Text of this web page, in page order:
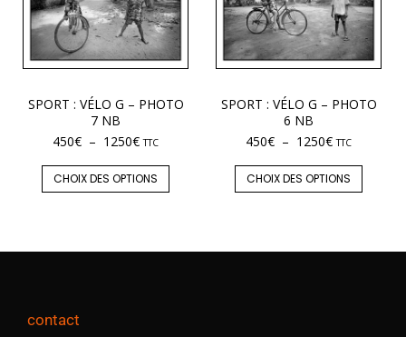
SPORT : VÉLO G – PHOTO
7 NB
450€ – 1250€ TTC
CHOIX DES OPTIONS
SPORT : VÉLO G – PHOTO
6 NB
450€ – 1250€ TTC
CHOIX DES OPTIONS
contact